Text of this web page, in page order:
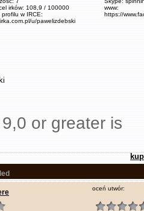
irków: 108,9 / 100000
profilu w IRCE:
u/pawelizdebski
www:
https://
or greater is
oceń utwór: